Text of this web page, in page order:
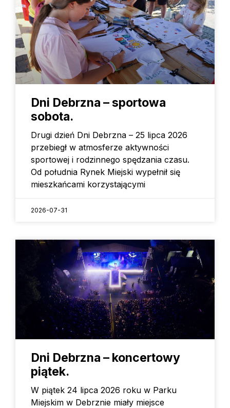
Dni Debrzna – sportowa
sobota.
Drugi dzień Dni Debrzna – 25 lipca 2026
przebiegł w atmosferze aktywności
sportowej i rodzinnego spędzania czasu.
Od południa Rynek Miejski wypełnił się
mieszkańcami korzystającymi
2026-07-31
Dni Debrzna – koncertowy
piątek.
W piątek 24 lipca 2026 roku w Parku
Miejskim w Debrznie miały miejsce